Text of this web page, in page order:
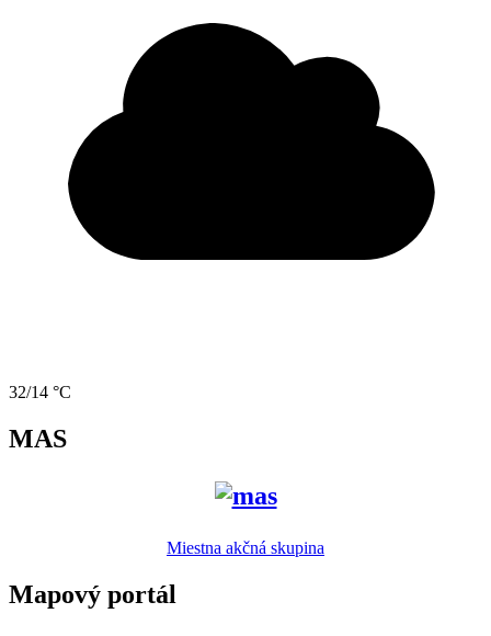
32/14 °C
MAS
Miestna akčná skupina
Mapový portál